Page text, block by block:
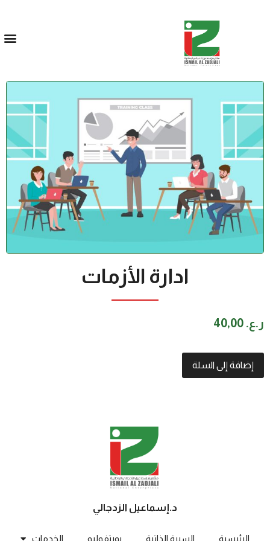
ادارة الأزمات
ر.ع.
إضافة إلى السلة
د.إسماعيل الزدجالي
الرئيسية السيرة الذاتية بورتفوليو الخدمات